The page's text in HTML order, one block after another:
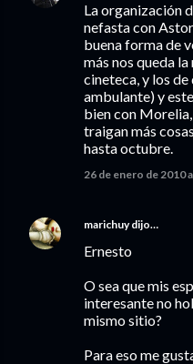
La organización
nefasta con
buena forma de
más nos queda
cineteca, y los
ambulante) y
bien con
traigan más
hasta octubre.
26 de enero de 2010
marichuydijo…
Ernesto
O sea que mis
interesante no
mismo sitio?
Para eso me